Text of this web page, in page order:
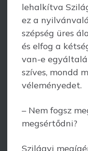
lehalkítva
ez a
szépség üres
és elfog a
van-e
szíves, mondd
véleményedet.
– Nem fogsz
megsértődni?
Szilágyi